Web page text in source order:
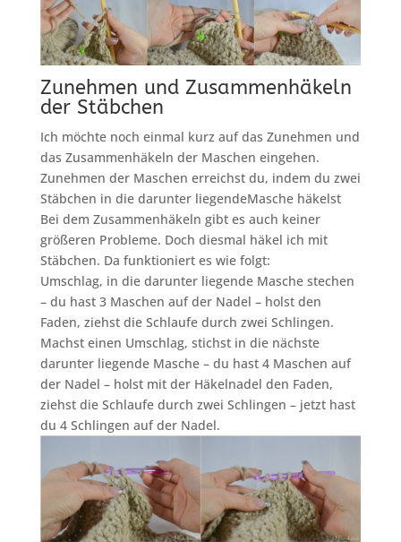
Zunehmen und Zusammenhäkeln
der Stäbchen
Ich möchte noch einmal kurz auf das Zunehmen und
das Zusammenhäkeln der Maschen eingehen.
Zunehmen der Maschen erreichst du, indem du zwei
Stäbchen in die darunter liegendeMasche häkelst
Bei dem Zusammenhäkeln gibt es auch keiner
größeren Probleme. Doch diesmal häkel ich mit
Stäbchen. Da funktioniert es wie folgt:
Umschlag, in die darunter liegende Masche stechen
– du hast 3 Maschen auf der Nadel – holst den
Faden, ziehst die Schlaufe durch zwei Schlingen.
Machst einen Umschlag, stichst in die nächste
darunter liegende Masche – du hast 4 Maschen auf
der Nadel – holst mit der Häkelnadel den Faden,
ziehst die Schlaufe durch zwei Schlingen – jetzt hast
du 4 Schlingen auf der Nadel.